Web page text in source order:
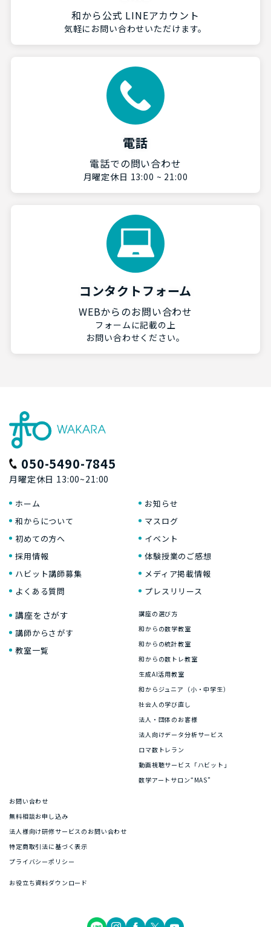
和から公式 LINEアカウント
気軽にお問い合わせいただけます。
電話
電話での問い合わせ
月曜定休日 13:00 ~ 21:00
コンタクトフォーム
WEBからのお問い合わせ
フォームに記載の上
お問い合わせください。
050-5490-7845
月曜定休日 13:00~21:00
ホーム
和からについて
初めての方へ
採用情報
ハビット講師募集
よくある質問
お知らせ
マスログ
イベント
体験授業のご感想
メディア掲載情報
プレスリリース
講座をさがす
講師からさがす
教室一覧
講座の選び方
和からの数学教室
和からの統計教室
和からの数トレ教室
生成AI活用教室
和からジュニア（小・中学生）
社会人の学び直し
法人・団体のお客様
法人向けデータ分析サービス
ロマ数トレラン
動画視聴サービス「ハビット」
数学アートサロン“MAS”
お問い合わせ
無料相談お申し込み
法人様向け研修サービスのお問い合わせ
特定商取引法に基づく表示
プライバシーポリシー
お役立ち資料ダウンロード